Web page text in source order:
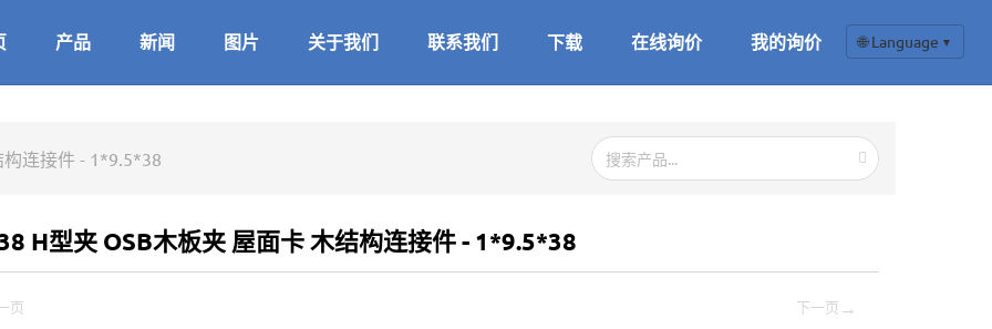
产品 新闻 图片 关于我们 联系我们 下载 在线询价 我的询价 🌐 Language ▼
构连接件 - 1*9.5*38
H型夹 OSB木板夹 屋面卡 木结构连接件 - 1*9.5*38
页 下一页 →